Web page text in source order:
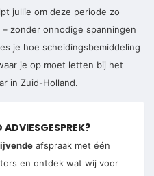
jullie om deze periode zo
zonder onnodige spanningen
je hoe scheidingsbemiddeling
je op moet letten bij het
in Zuid-Holland.
afspraak met één
en ontdek wat wij voor